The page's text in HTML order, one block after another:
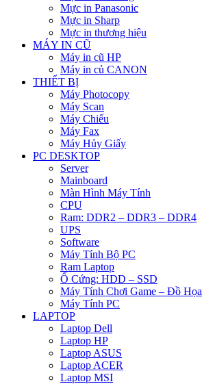
Mực in Panasonic
Mực in Sharp
Mực in thương hiệu
MÁY IN CŨ
Máy in cũ HP
Máy in củ CANON
THIẾT BỊ
Máy Photocopy
Máy Scan
Máy Chiếu
Máy Fax
Máy Hủy Giấy
PC DESKTOP
Server
Mainboard
Màn Hình Máy Tính
CPU
Ram: DDR2 – DDR3 – DDR4
UPS
Software
Máy Tính Bộ PC
Ram Laptop
Ổ Cứng: HDD – SSD
Máy Tính Chơi Game – Đồ Họa
Máy Tính PC
LAPTOP
Laptop Dell
Laptop HP
Laptop ASUS
Laptop ACER
Laptop MSI